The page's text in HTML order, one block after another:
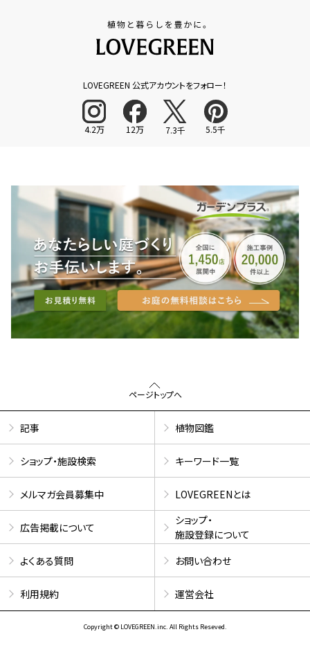
LOVEGREEN 公式アカウントをフォロー！
4.2万 12万 7.3千 5.5千
ページトップへ
記事 植物図鑑
ショップ・施設検索 キーワード一覧
メルマガ会員募集中 LOVEGREENとは
広告掲載について
ショップ・
施設登録について
よくある質問
お問い合わせ
利用規約 運営会社
Copyright © LOVEGREEN.inc. All Rights Reseved.